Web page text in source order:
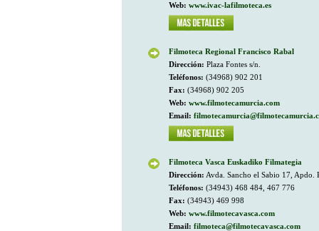
Web: www.ivac-lafilmoteca.es
Filmoteca Regional Francisco Rabal
Dirección: Plaza Fontes s/n.
Teléfonos: (34968) 902 201
Fax: (34968) 902 205
Web: www.filmotecamurcia.com
Email:
Filmoteca Vasca Euskadiko Filmategia
Dirección: Avda. Sancho el Sabio 17, Apdo.
Teléfonos: (34943) 468 484, 467 776
Fax: (34943) 469 998
Web: www.filmotecavasca.com
Email: filmoteca@filmotecavasca.com